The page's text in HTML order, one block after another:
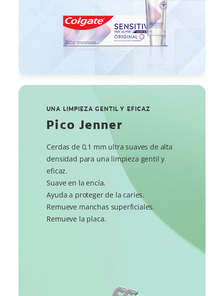
UNA LIMPIEZA GENTIL Y EFICAZ
Pico Jenner
Cerdas de 0,1 mm ultra suaves de alta
densidad para una limpieza gentil y
eficaz.
Suave en la encía.
Ayuda a proteger de la caries.
Remueve manchas superficiales.
Remueve la placa.